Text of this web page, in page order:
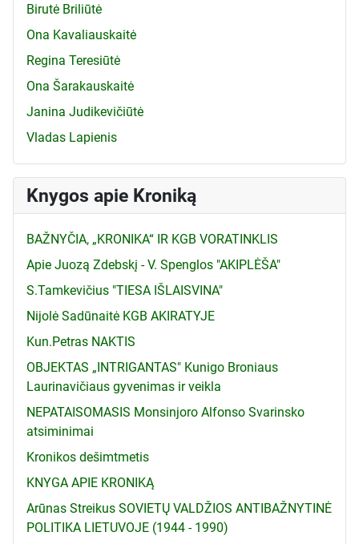
Birutė Briliūtė
Ona Kavaliauskaitė
Regina Teresiūtė
Ona Šarakauskaitė
Janina Judikevičiūtė
Vladas Lapienis
Knygos apie Kroniką
BAŽNYČIA, „KRONIKA“ IR KGB VORATINKLIS
Apie Juozą Zdebskį - V. Spenglos "AKIPLĖŠA"
S.Tamkevičius "TIESA IŠLAISVINA"
Nijolė Sadūnaitė KGB AKIRATYJE
Kun.Petras NAKTIS
OBJEKTAS „INTRIGANTAS" Kunigo Broniaus
Laurinavičiaus gyvenimas ir veikla
NEPATAISOMASIS Monsinjoro Alfonso Svarinsko
atsiminimai
Kronikos dešimtmetis
KNYGA APIE KRONIKĄ
Arūnas Streikus SOVIETŲ VALDŽIOS ANTIBAŽNYTINĖ
POLITIKA LIETUVOJE (1944 - 1990)